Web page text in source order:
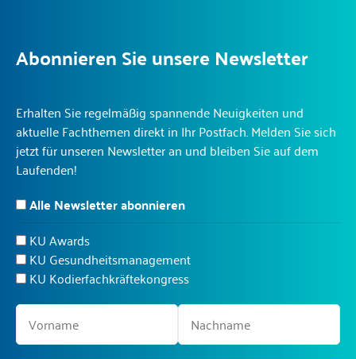
Abonnieren Sie unsere Newsletter
Erhalten Sie regelmäßig spannende Neuigkeiten und
aktuelle Fachthemen direkt in Ihr Postfach. Melden Sie sich
jetzt für unseren Newsletter an und bleiben Sie auf dem
Laufenden!
Alle Newsletter abonnieren
KU Awards
KU Gesundheitsmanagement
KU Kodierfachkräftekongress